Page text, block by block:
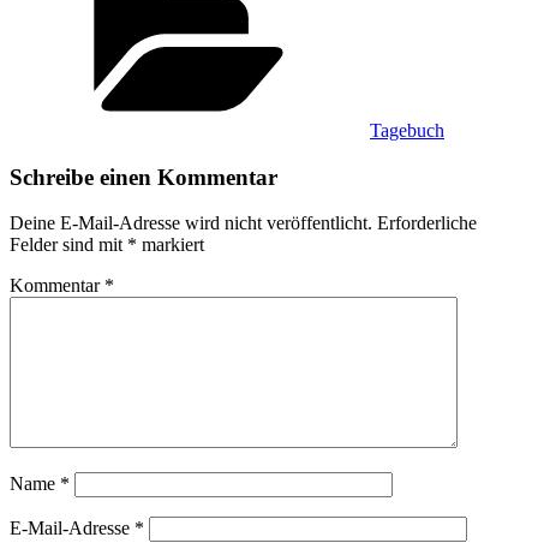
Tagebuch
Schreibe einen Kommentar
Deine E-Mail-Adresse wird nicht veröffentlicht. Erforderliche
Felder sind mit * markiert
Kommentar *
Name *
E-Mail-Adresse *